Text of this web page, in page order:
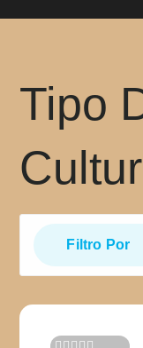
Tipo
Filtro Por